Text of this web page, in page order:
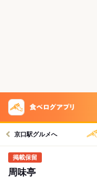
京口駅グルメへ
周味亭